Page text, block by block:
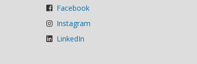
Facebook
Instagram
LinkedIn